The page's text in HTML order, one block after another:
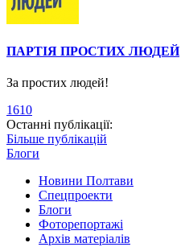
ПАРТІЯ ПРОСТИХ ЛЮДЕЙ
За простих людей!
1610
Останні публікації:
Більше публікацій
Блоги
Новини Полтави
Спецпроекти
Блоги
Фоторепортажі
Архів матеріалів